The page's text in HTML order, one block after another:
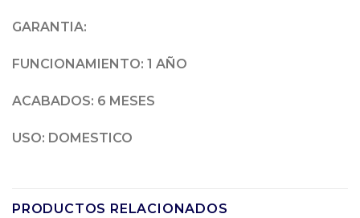
GARANTIA:
FUNCIONAMIENTO: 1 AÑO
ACABADOS: 6 MESES
USO: DOMESTICO
PRODUCTOS RELACIONADOS